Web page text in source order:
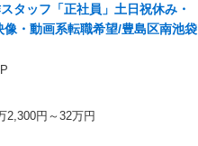
タッフ「正社員」土日祝休み・
像・動画系転職希望/豊島区南池袋
2,300円～32万円